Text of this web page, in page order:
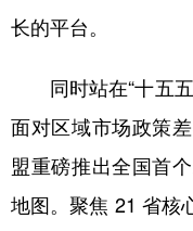
长的平台。
同时站在“十五
面对区域市场政策
盟重磅推出全国首
地图。聚焦 21 省核